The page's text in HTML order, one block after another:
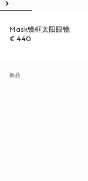
Mask镜框太阳眼镜
€ 440
新品